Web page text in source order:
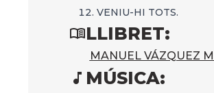
VENIU-HI TOTS.
LLIBRET:
MANUEL VÁZQUEZ
MÚSICA: